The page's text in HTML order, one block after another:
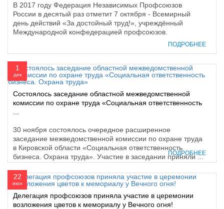
В 2017 году Федерация Независимых Профсоюзов
России в десятый раз отметит 7 октября - Всемирный
день действий «За достойный труд!», учреждённый
Международной конфедерацией профсоюзов.
ПОДРОБНЕЕ
1
дек
Состоялось заседание областной межведомственной
комиссии по охране труда «Социальная ответственность
30 ноября состоялось очередное расширенное
заседание межведомственной комиссии по охране труда
в Кировской области «Социальная ответственность
бизнеса. Охрана труда». Участие в заседании приняли ...
ПОДРОБНЕЕ
22
июн
Делегация профсоюзов приняла участие в церемонии
возложения цветов к мемориалу у Вечного огня!